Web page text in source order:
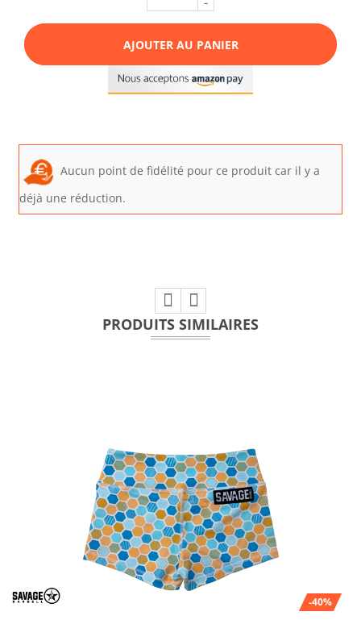
AJOUTER AU PANIER
Aucun point de fidélité pour ce produit car il y a
déjà une réduction.
PRODUITS SIMILAIRES
-40%